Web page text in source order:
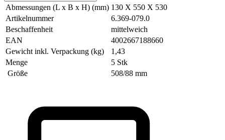
Abmessungen (L x B x H) (mm) 130 X 550 X 530
Artikelnummer
6.369-079.0
Beschaffenheit
mittelweich
EAN
4002667188660
Gewicht inkl. Verpackung (kg)
1,43
Menge
5 Stk
Größe
508/88 mm